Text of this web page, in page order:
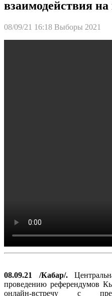
взаимодействия
08/09/21 16:18 Выборы 2021
08.09.21 /Кабар/.
проведению референдумов
онлайн-встречу с